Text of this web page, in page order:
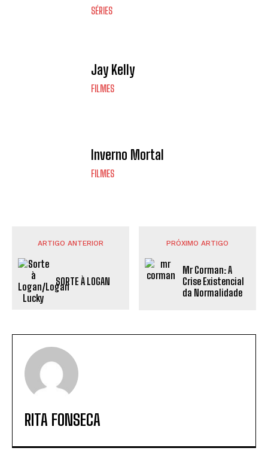
SÉRIES
Jay Kelly
FILMES
Inverno Mortal
FILMES
ARTIGO ANTERIOR
SORTE À LOGAN
PRÓXIMO ARTIGO
Mr Corman: A
Crise Existencial
da Normalidade
RITA FONSECA